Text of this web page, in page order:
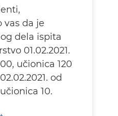
vas da je
dela ispita
01.02.2021.
učionica 120
od
10.